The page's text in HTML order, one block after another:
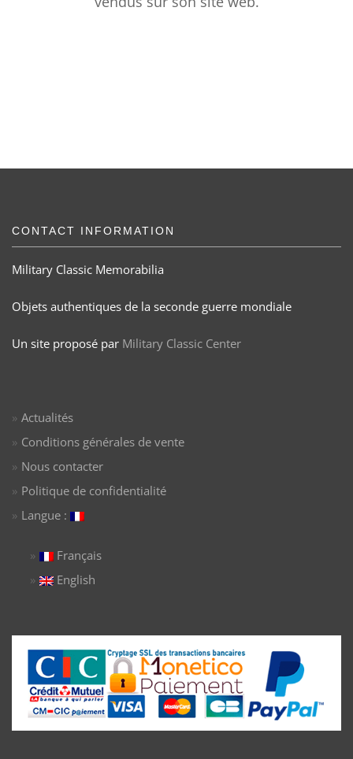
CONTACT INFORMATION
Military Classic Memorabilia
Objets authentiques de la seconde guerre mondiale
Un site proposé par Military Classic Center
Actualités
Conditions générales de vente
Nous contacter
Politique de confidentialité
Langue :
Français
English